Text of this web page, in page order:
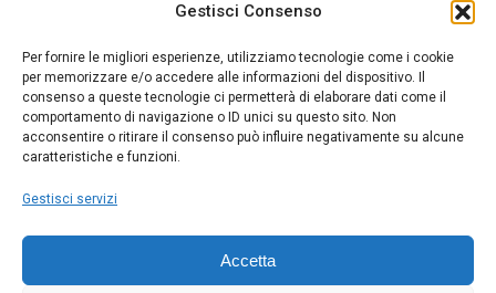
Gestisci Consenso
Per fornire le migliori esperienze, utilizziamo tecnologie come i cookie
per memorizzare e/o accedere alle informazioni del dispositivo. Il
consenso a queste tecnologie ci permetterà di elaborare dati come il
comportamento di navigazione o ID unici su questo sito. Non
acconsentire o ritirare il consenso può influire negativamente su alcune
caratteristiche e funzioni.
Gestisci servizi
Accetta
La Società ha nominato il Responsabile della Protezione dei Dati Personali (DPO), figura specializzata che vigila sulle modalità adottate dalla
nostra Società per tutelare i Suoi dati personali.